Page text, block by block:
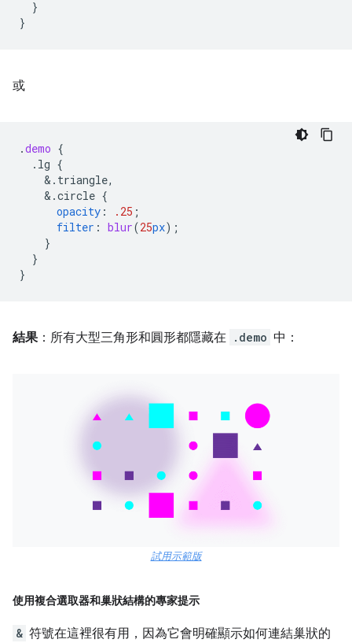
}
}
或
.demo {
.lg {
& .triangle,
& .circle {
opacity : .25 ;
filter : blur(25px);
}
}
}
結果 ：所有大型三角形和圓形都隱藏在 .demo 中：
試用示範版
使用複合選取器和巢狀結構的專家提示
& 符號在這裡很有用，因為它會明確顯示如何連結巢狀的